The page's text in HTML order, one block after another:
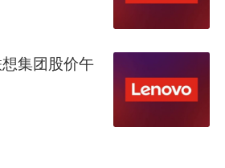
集团股价午